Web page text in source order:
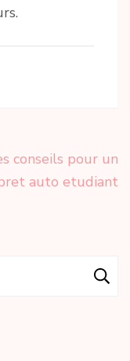
conseils pour un
auto etudiant